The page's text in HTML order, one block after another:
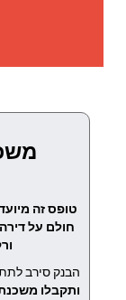
טופס זה
חולם על
הבנק סירב
ותקבלו